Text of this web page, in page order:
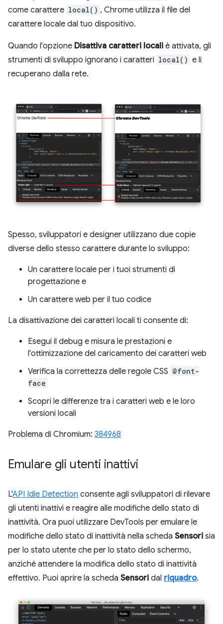
come carattere local() , Chrome utilizza il file del
carattere locale dal tuo dispositivo.
Quando l'opzione Disattiva caratteri locali è attivata, gli
strumenti di sviluppo ignorano i caratteri local() e li
recuperano dalla rete.
Spesso, sviluppatori e designer utilizzano due copie
diverse dello stesso carattere durante lo sviluppo:
Un carattere locale per i tuoi strumenti di
progettazione e
Un carattere web per il tuo codice
La disattivazione dei caratteri locali ti consente di:
Esegui il debug e misura le prestazioni e
l'ottimizzazione del caricamento dei caratteri web
Verifica la correttezza delle regole CSS @font-
face
Scopri le differenze tra i caratteri web e le loro
versioni locali
Problema di Chromium: 384968
Emulare gli utenti inattivi
L'API Idle Detection consente agli sviluppatori di rilevare
gli utenti inattivi e reagire alle modifiche dello stato di
inattività. Ora puoi utilizzare DevTools per emulare le
modifiche dello stato di inattività nella scheda Sensori sia
per lo stato utente che per lo stato dello schermo,
anziché attendere la modifica dello stato di inattività
effettivo. Puoi aprire la scheda Sensori dal riquadro.